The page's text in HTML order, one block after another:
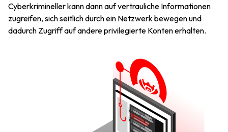
Cyberkrimineller kann dann auf vertrauliche Informationen
zugreifen, sich seitlich durch ein Netzwerk bewegen und
dadurch Zugriff auf andere privilegierte Konten erhalten.